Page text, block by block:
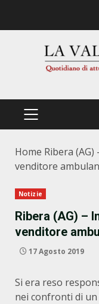
PRIMÄRES
Home Ribera
venditore
Notizie
Ribera (AG) –
venditore
17 Agosto 2019
Si era reso
nei confronti di